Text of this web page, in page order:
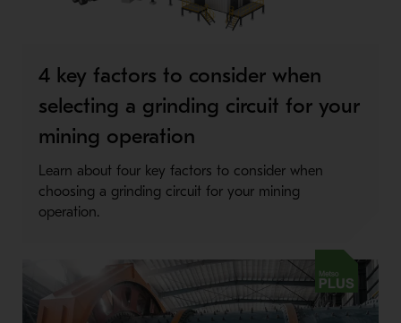
Metso Plus
4 key factors to consider when
selecting a grinding circuit for your
mining operation
Learn about four key factors to consider when
choosing a grinding circuit for your mining
operation.